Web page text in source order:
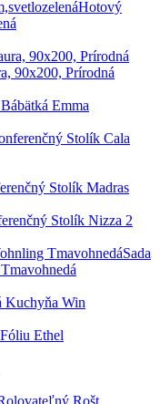
Hotový
90x200, Prírodná
Emma
Stolík Cala
Stolík Madras
Stolík Nizza 2
Sada
Kuchyňa Win
Ethel
Rošt